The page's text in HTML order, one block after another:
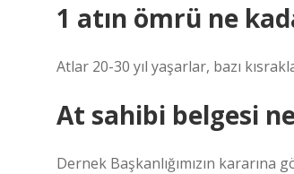
1 atın ömrü ne
Atlar 20-30 yıl yaşarlar, bazı
At sahibi belgesi
Dernek Başkanlığımızın kararına